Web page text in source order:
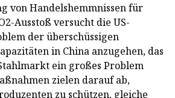
von Handelshemmnissen für
Ausstoß versucht die US-
der überschüssigen
in China anzugehen, das
ein großes Problem
zielen darauf ab,
zu schützen, gleiche